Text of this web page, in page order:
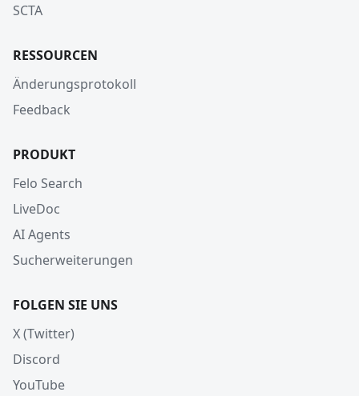
SCTA
RESSOURCEN
Änderungsprotokoll
Feedback
PRODUKT
Felo Search
LiveDoc
AI Agents
Sucherweiterungen
FOLGEN SIE UNS
X (Twitter)
Discord
YouTube